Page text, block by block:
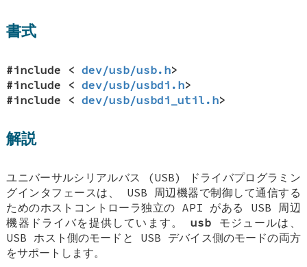
書式
#include <dev/usb/usb.h>
#include <dev/usb/usbdi.h>
#include <dev/usb/usbdi_util.h>
解説
ユニバーサルシリアルバス (USB) ドライバプログラミン
グインタフェースは、 USB 周辺機器で制御して通信する
ためのホストコントローラ独立の API がある USB 周辺
機器ドライバを提供しています。usb モジュールは、
USB ホスト側のモードと USB デバイス側のモードの両方
をサポートします。